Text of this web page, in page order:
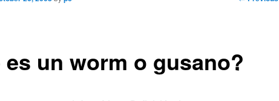
es un worm o gusano?